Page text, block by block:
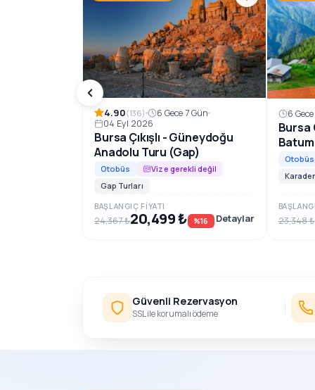
Rezervasyon ve Bilgi
4.90(136)
6 Gece 7 Gün
04 Eyl 2026
Bursa Çıkışlı - Güneydoğu
Anadolu Turu (Gap)
Otobüs
Vize gerekli değil
Gap Turları
BAŞLANGIÇ FIYATI
24,367 ₺20,499 ₺ %16 Detaylar
6
Bursa
Otobüs
23,348 ₺
Güvenli Rezervasyon
SSL ile korumalı ödeme